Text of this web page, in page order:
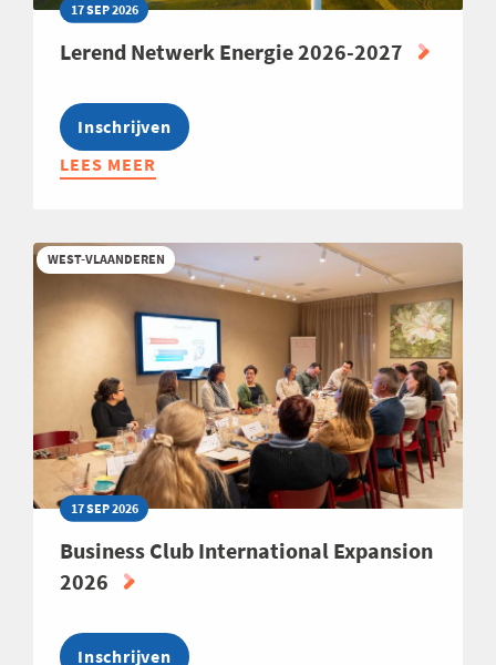
17 SEP 2026
Lerend Netwerk Energie 2026-2027
Inschrijven
LEES MEER
ABOUT
ENERGIE
2026-
2027
WEST-VLAANDEREN
17 SEP 2026
Business Club International Expansion
2026
Inschrijven